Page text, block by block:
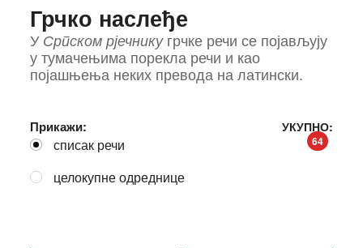
Грчко наслеђе
УСрпском рјечникугрчке речи се појављују
у тумачењима порекла речи и као
појашњења неких превода на латински.
Прикажи:
списак речи
целокупне одреднице
УКУПНО:
64